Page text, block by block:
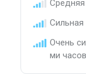
Сильная
Очень
ми